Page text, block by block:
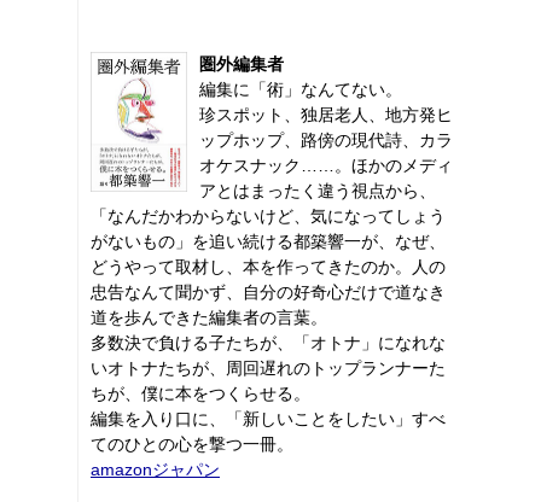
圏外編集者
編集に「術」なんてない。
珍スポット、独居老人、地方発ヒ
ップホップ、路傍の現代詩、カラ
オケスナック……。ほかのメディ
アとはまったく違う視点から、
「なんだかわからないけど、気になってしょう
がないもの」を追い続ける都築響一が、なぜ、
どうやって取材し、本を作ってきたのか。人の
忠告なんて聞かず、自分の好奇心だけで道なき
道を歩んできた編集者の言葉。
多数決で負ける子たちが、「オトナ」になれな
いオトナたちが、周回遅れのトップランナーた
ちが、僕に本をつくらせる。
編集を入り口に、「新しいことをしたい」すべ
てのひとの心を撃つ一冊。
amazonジャパン